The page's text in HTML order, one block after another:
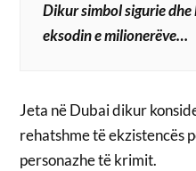
Dikur simbol sigurie
eksodin e milionerëve…
Jeta në Dubai dikur
rehatshme të ekzistencës
personazhe të krimit.